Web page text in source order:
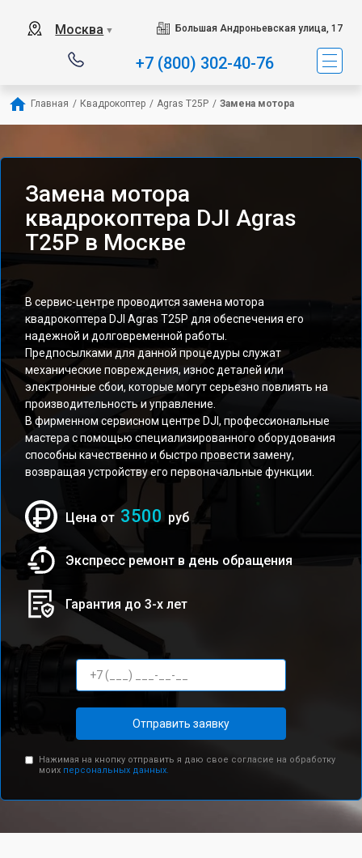
Москва ▼ Большая Андроньевская улица, 17
+7 (800) 302-40-76
Главная / Квадрокоптер / Agras T25P / Замена мотора
Замена мотора
квадрокоптера DJI Agras
T25P в Москве
В сервис-центре проводится замена мотора
квадрокоптера DJI Agras T25P для обеспечения его
надежной и долговременной работы.
Предпосылками для данной процедуры служат
механические повреждения, износ деталей или
электронные сбои, которые могут серьезно повлиять на
производительность и управление.
В фирменном сервисном центре DJI, профессиональные
мастера с помощью специализированного оборудования
способны качественно и быстро провести замену,
возвращая устройству его первоначальные функции.
Цена от 3500 руб
Экспресс ремонт в день обращения
Гарантия до 3-х лет
Отправить заявку
Нажимая на кнопку отправить я даю свое согласие на обработку
моих персональных данных.